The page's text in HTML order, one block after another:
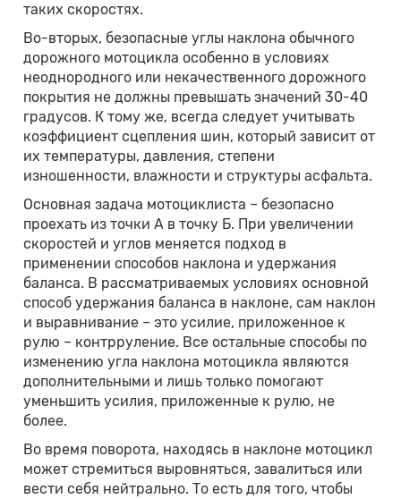
таких скоростях.
Во-вторых, безопасные углы наклона обычного
дорожного мотоцикла особенно в условиях
неоднородного или некачественного дорожного
покрытия не должны превышать значений 30-40
градусов. К тому же, всегда следует учитывать
коэффициент сцепления шин, который зависит от
их температуры, давления, степени
изношенности, влажности и структуры асфальта.
Основная задача мотоциклиста – безопасно
проехать из точки А в точку Б. При увеличении
скоростей и углов меняется подход в
применении способов наклона и удержания
баланса. В рассматриваемых условиях основной
способ удержания баланса в наклоне, сам наклон
и выравнивание – это усилие, приложенное к
рулю – контрруление. Все остальные способы по
изменению угла наклона мотоцикла являются
дополнительными и лишь только помогают
уменьшить усилия, приложенные к рулю, не
более.
Во время поворота, находясь в наклоне мотоцикл
может стремиться выровняться, завалиться или
вести себя нейтрально. То есть для того, чтобы